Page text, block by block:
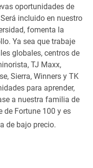
oportunidades de
incluido en nuestro
fomenta la
Ya sea que trabaje
globales, centros de
TJ Maxx,
Sierra, Winners y TK
para aprender,
a nuestra familia de
de Fortune 100 y es
de bajo precio.